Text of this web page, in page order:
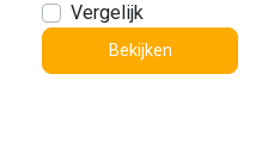
Vergelijk
Bekijken